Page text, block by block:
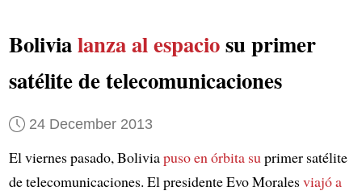
Bolivialanza al espaciosu primer
satélite de telecomunicaciones
24 December 2013
El viernes pasado, Boliviapuso en órbita suprimer satélite
de telecomunicaciones. El presidente Evo Moralesviajó a